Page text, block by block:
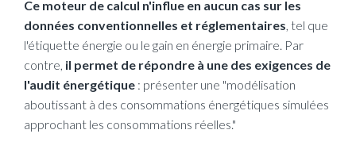
Ce moteur de calcul n'influe en aucun cas sur les
données conventionnelles et réglementaires, tel que
l'étiquette énergie ou le gain en énergie primaire. Par
contre, il permet de répondre à une des exigences de
l'audit énergétique : présenter une "modélisation
aboutissant à des consommations énergétiques simulées
approchant les consommations réelles."